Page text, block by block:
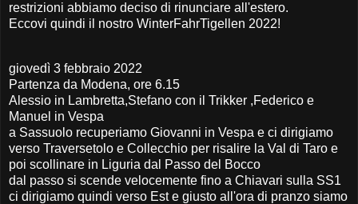
restrizioni abbiamo deciso di rinunciare all'estero.
Eccovi quindi il nostro WinterFahrTigellen 2022!
giovedì 3 febbraio 2022
Partenza da Modena, ore 6.15
Alessio in Lambretta,Stefano con il Trikker ,Federico e
Manuel in Vespa
a Sassuolo recuperiamo Giovanni in Vespa e ci dirigiamo
verso Traversetolo e Collecchio per risalire la Val di Taro e
poi scollinare in Liguria dal Passo del Bocco
dal passo si scende velocemente fino a Chiavari sulla SS1
ci dirigiamo quindi verso Est e giusto all'ora di pranzo siamo